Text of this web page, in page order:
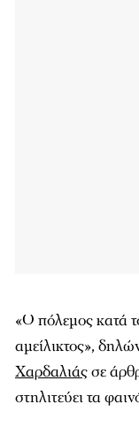
«Ο πόλεμος κατά
αμείλικτος»,
Χαρδαλιάςσε
στηλιτεύει τα